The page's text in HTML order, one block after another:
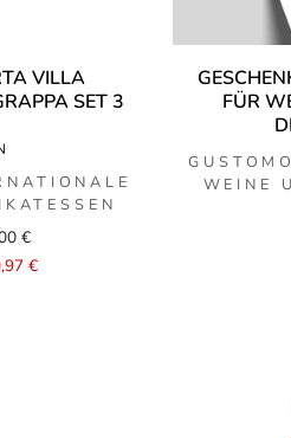
VILLA
SET 3
€
€
FÜR
WEINE